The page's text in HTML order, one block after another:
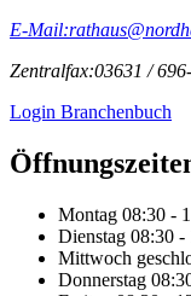
E-Mail:
Zentralfax:03631 /
Login Branchenbuch
Montag 08:30 -
Dienstag 08:30 -
Mittwoch
Donnerstag